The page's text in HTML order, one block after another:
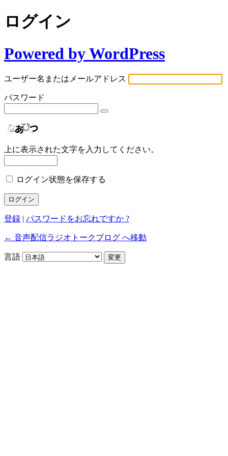
ログイン
Powered by WordPress
ユーザー名またはメールアドレス
パスワード
上に表示された文字を入力してください。
ログイン状態を保存する
登録 | パスワードをお忘れですか ?
← 音声配信ラジオトークブログ へ移動
言語